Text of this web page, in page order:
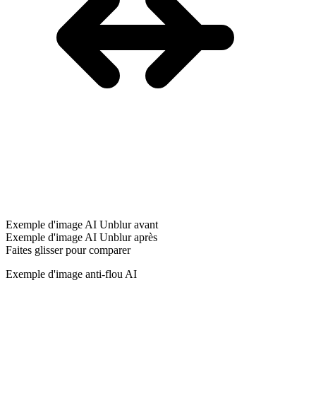
Exemple d'image AI Unblur avant
Exemple d'image AI Unblur après
Faites glisser pour comparer
Exemple d'image anti-flou AI